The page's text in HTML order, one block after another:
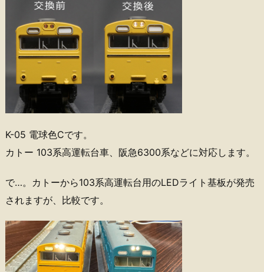
K-05 電球色Cです。
カトー 103系高運転台車、阪急6300系などに対応します。
で…。カトーから103系高運転台用のLEDライト基板が発売
されますが、比較です。